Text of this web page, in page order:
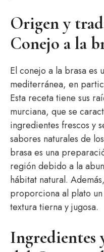
Origen y
Conejo a la
El conejo a la brasa
mediterránea, en
Esta receta tiene sus
murciana, que se
ingredientes frescos y
sabores naturales de
brasa es una
región debido a la
hábitat natural.
proporciona al plato
textura tierna y jugosa.
Ingredientes